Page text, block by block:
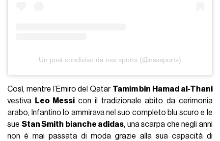
Un post condiviso da nss sports (@nsssports)
Così, mentre l’Emiro del Qatar Tamim bin Hamad al-Thani
vestiva
Leo Messi con il tradizionale abito da cerimonia
arabo, Infantino lo ammirava nel suo completo blu scuro e le
sue Stan Smith bianche adidas, una scarpa che negli anni
non è mai passata di moda grazie alla sua capacità di